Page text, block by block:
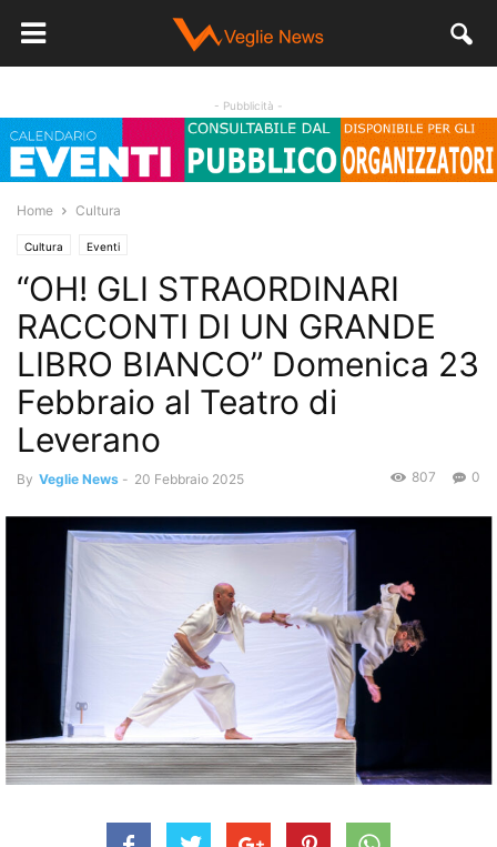
- Pubblicità -
Home Cultura
Cultura Eventi
“OH! GLI STRAORDINARI
RACCONTI DI UN GRANDE
LIBRO BIANCO” Domenica 23
Febbraio al Teatro di
Leverano
By Veglie News - 20 Febbraio 2025 0
807